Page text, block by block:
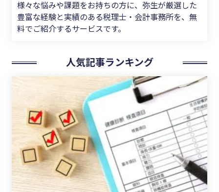
様々な悩みや課題をお持ちの方に、弥生が厳選した
豊富な経験と実績のある税理士・会計事務所を、無
料でご紹介するサービスです。
人気記事ランキング